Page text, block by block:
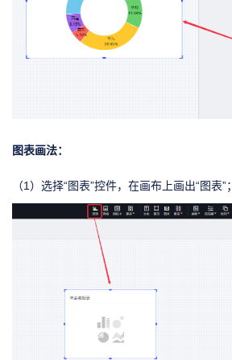
图表画法：
（1）选择“图表”控件，在画布上画出“图表”；